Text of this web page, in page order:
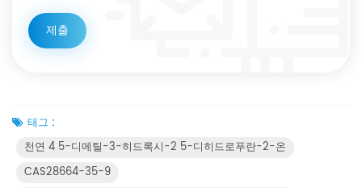
태그 :
천연 4 5-디메틸-3-히드록시-2 5-디히드로푸란-2-온
CAS28664-35-9